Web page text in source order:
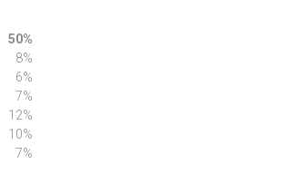
50%
8%
6%
7%
12%
10%
7%